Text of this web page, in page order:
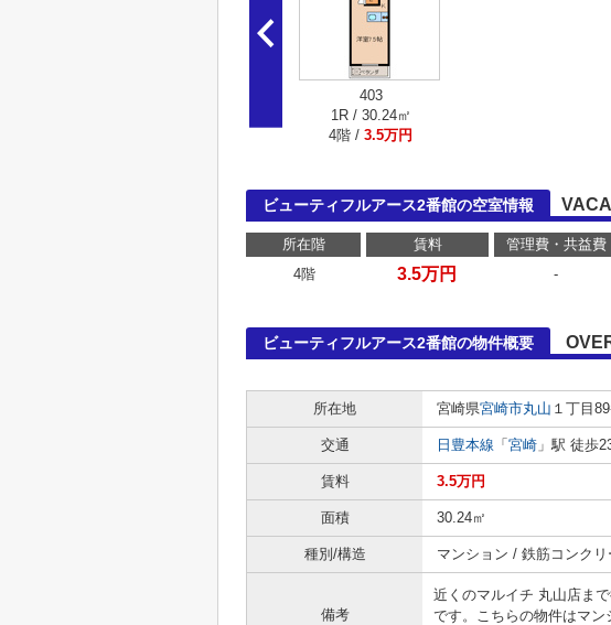
403
1R / 30.24㎡
4階 / 3.5万円
ビューティフルアース2番館の空室情報
所在階 賃料 管理費・共益費
4階
3.5万円 -
ビューティフルアース2番館の物件概要
所在地
宮崎県宮崎市丸山 １丁目
交通 日豊本線 「 宮崎 」駅 徒歩
賃料 3.5万円
面積 30.24㎡
種別/構造 マンション / 鉄筋コンクリ
備考
近くのマルイチ 丸山店ま
です。こちらの物件はマ